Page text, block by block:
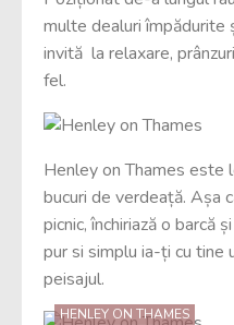
multe dealuri împădurite
invită la relaxare,
fel.
Henley on Thames este
bucuri de verdeață. Așa
picnic, închiriază o barcă
pur si simplu ia-ți cu tine
peisajul.
HENLEY ON THAMES